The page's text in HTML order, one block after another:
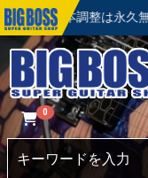
本調整は永久無料！
0